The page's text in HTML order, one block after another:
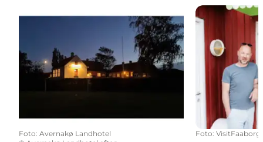
Foto: Avernakø Landhotel
Avernakø
Foto: VisitFaaborg